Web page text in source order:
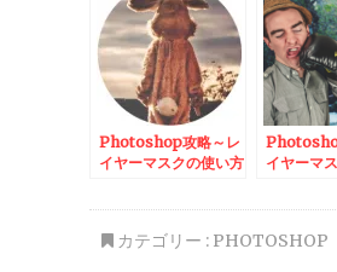
Photoshop攻略～レ
イヤーマスクの使い方
イヤーマ
カテゴリー : PHOTOSHOP